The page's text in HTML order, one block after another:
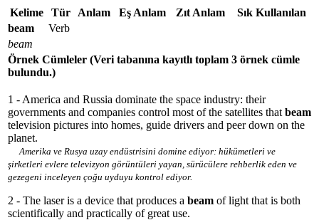
Kelime Tür Anlam Eş Anlam Zıt Anlam
Sık Kullanılan
beam
Verb
beam
Örnek Cümleler (Veri tabanına kayıtlı toplam 3 örnek cümle
bulundu.)
1 - America and Russia dominate the space industry: their
governments and companies control most of the satellites that beam
television pictures into homes, guide drivers and peer down on the
planet.
Amerika ve Rusya uzay endüstrisini domine ediyor: hükümetleri ve
şirketleri evlere televizyon görüntüleri yayan, sürücülere rehberlik eden ve
gezegeni inceleyen çoğu uyduyu kontrol ediyor.
2 - The laser is a device that produces a beam of light that is both
scientifically and practically of great use.